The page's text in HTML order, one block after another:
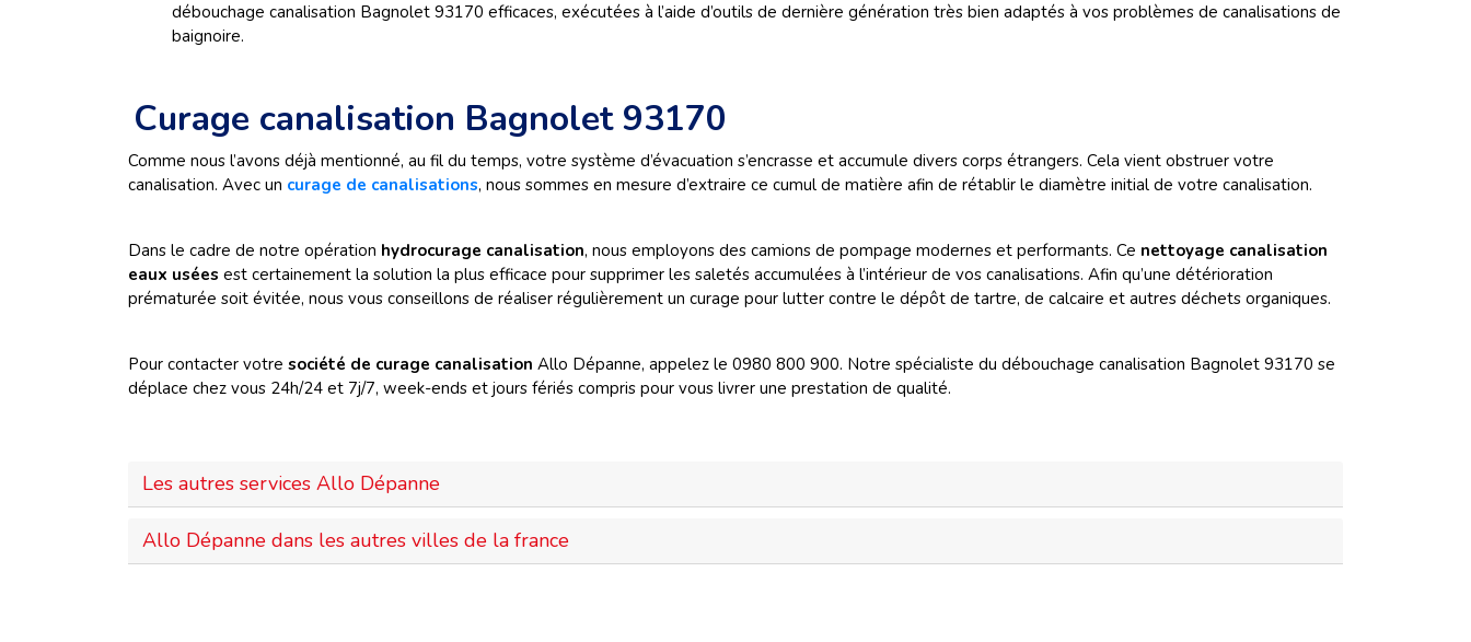
débouchage canalisation Bagnolet 93170 efficaces, exécutées à l’aide d’outils de dernière génération très bien adaptés à vos problèmes de canalisations de
baignoire.
Curage canalisation Bagnolet 93170
Comme nous l’avons déjà mentionné, au fil du temps, votre système d’évacuation s’encrasse et accumule divers corps étrangers. Cela vient obstruer votre
canalisation. Avec un curage de canalisations, nous sommes en mesure d’extraire ce cumul de matière afin de rétablir le diamètre initial de votre canalisation.
Dans le cadre de notre opération hydrocurage canalisation, nous employons des camions de pompage modernes et performants. Ce nettoyage canalisation
eaux usées est certainement la solution la plus efficace pour supprimer les saletés accumulées à l’intérieur de vos canalisations. Afin qu’une détérioration
prématurée soit évitée, nous vous conseillons de réaliser régulièrement un curage pour lutter contre le dépôt de tartre, de calcaire et autres déchets organiques.
Pour contacter votre société de curage canalisation Allo Dépanne, appelez le 0980 800 900. Notre spécialiste du débouchage canalisation Bagnolet 93170 se
déplace chez vous 24h/24 et 7j/7, week-ends et jours fériés compris pour vous livrer une prestation de qualité.
Les autres services Allo Dépanne
Allo Dépanne dans les autres villes de la france